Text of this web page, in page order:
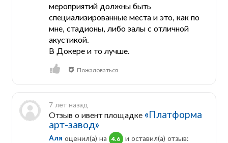
мероприятий должны быть
специализированные места и это, как по
мне, стадионы, либо залы с отличной
акустикой.
В Докере и то лучше.
Пожаловаться
7 лет назад
Отзыв о ивент площадке «Платформа
арт-завод»
Аля оценил(а) на 4.6 и оставил(a) отзыв: